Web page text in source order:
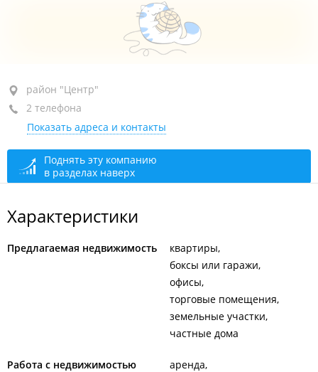
район "Центр", ул. Пограничная, 15В
3-й этаж, оф. 303
+7 (423) 290-22-11
+7 (423) 248-99-44отдел заботы о клиентах
закрыто, откроется в 10:00
район "Центр"
2 телефона
Показать адреса и контакты
Поднять эту компанию
в разделах наверх
Характеристики
Предлагаемая недвижимость
квартиры
боксы или гаражи
офисы
торговые помещения
земельные участки
частные дома
Работа с недвижимостью
аренда